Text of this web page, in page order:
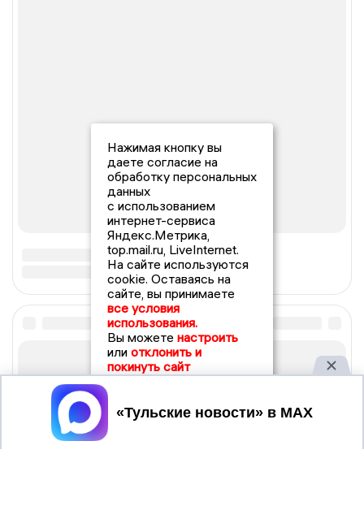
Нажимая кнопку вы
даете согласие на
обработку персональных
данных
с использованием
интернет-сервиса
Яндекс.Метрика,
top.mail.ru, LiveInternet.
На сайте используются
cookie. Оставаясь на
сайте, вы принимаете
все условия
использования.
Вы можете настроить
или отклонить и
покинуть сайт
Принять